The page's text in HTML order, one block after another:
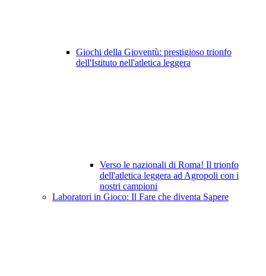
Giochi della Gioventù: prestigioso trionfo
dell'Istituto nell'atletica leggera
Verso le nazionali di Roma! Il trionfo
dell'atletica leggera ad Agropoli con i
nostri campioni
Laboratori in Gioco: Il Fare che diventa Sapere